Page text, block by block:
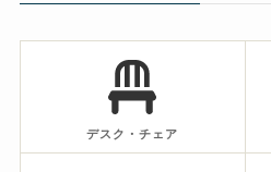
デスク・チェア